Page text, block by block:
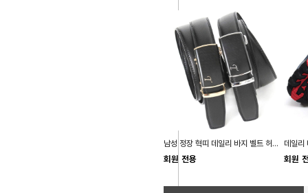
남성 정장 혁띠 데일리 바지 벨트 허리띠 고급 혁대
회원 전용 회원